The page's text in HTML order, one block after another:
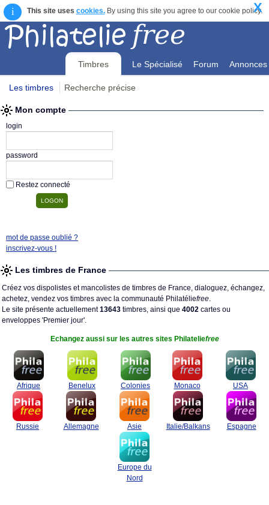
i This site uses cookies.By using this site you agree to our cookie policy.
X
Timbres Le Spécialisé Forum Annonces
Les timbres Recherche précise
Mon compte
login
password
Restez connecté
mot de passe oublié ?
inscrivez-vous !
Les timbres de France
Créez vos dispolistes et mancolistes de timbres de France, dialoguez, échangez,
achetez, vendez vos timbres avec la communauté Philatéliefree.
Le site présente actuellement13643 timbres, ainsi que 4002 cartes ou
enveloppes 'Premier jour'.
Echangez aussi sur les autres sites Philateliefree
Afrique Benelux Colonies Monaco USA
Russie Allemagne Asie Italie/Balkans Espagne
Europe du
Nord